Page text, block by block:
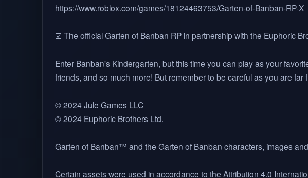
https://www.roblox.com/games/18124463753/Garten-of-Banban-RP-X
☑️ The official Garten of Banban RP in partnership with the Euphoric
Enter Banban's Kindergarten, but this time you can play as your
friends, and so much more! But remember to be careful as you are far
© 2024 Jule Games LLC
© 2024 Euphoric Brothers Ltd.
Garten of Banban™ and the Garten of Banban characters, images
Certain assets were used in accordance to the Attribution 4.0